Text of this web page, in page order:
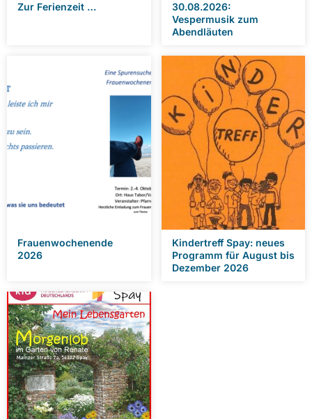
Zur Ferienzeit …
30.08.2026:
Vespermusik zum
Abendläuten
Frauenwochenende
2026
Kindertreff Spay: neues
Programm für August bis
Dezember 2026